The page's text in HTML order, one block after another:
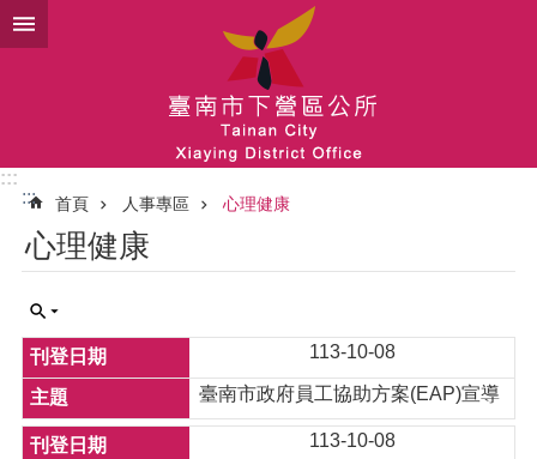
跳到主要內容區塊
:::
:::
首頁 人事專區 心理健康
心理健康
113-10-08
臺南市政府員工協助方案(EAP)宣導
113-10-08